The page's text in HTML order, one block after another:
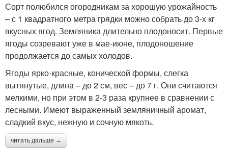
Сорт полюбился огородникам за хорошую урожайность
– с 1 квадратного метра грядки можно собрать до 3-х кг
вкусных ягод. Земляника длительно плодоносит. Первые
ягоды созревают уже в мае-июне, плодоношение
продолжается до самых холодов.
Ягоды ярко-красные, конической формы, слегка
вытянутые, длина – до 2 см, вес – до 7 г. Они считаются
мелкими, но при этом в 2-3 раза крупнее в сравнении с
лесными. Имеют выраженный земляничный аромат,
сладкий вкус, нежную и сочную мякоть.
читать дальше →